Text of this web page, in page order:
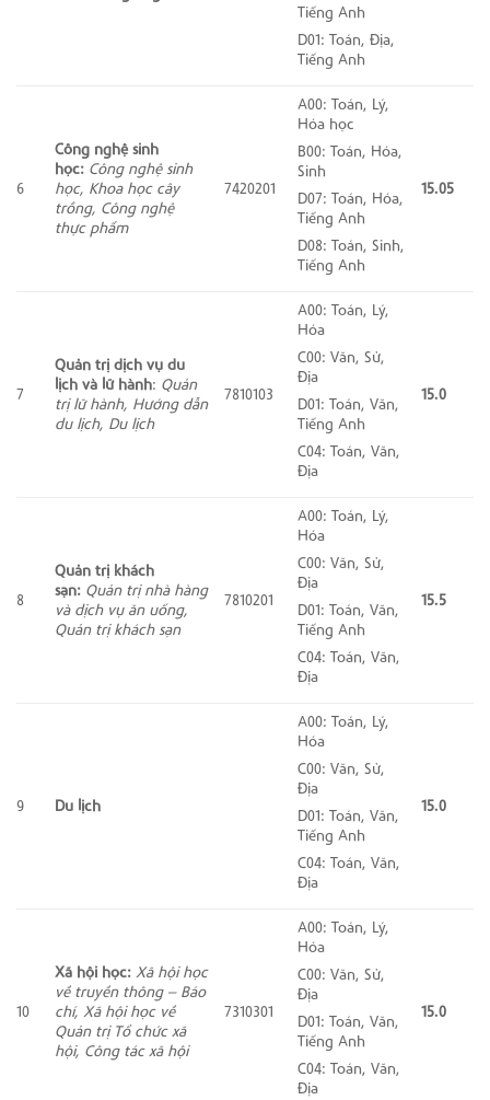
Tiếng Anh
D01: Toán, Địa,
Tiếng Anh
6
Công nghệ sinh
học: Công nghệ sinh
học, Khoa học cây
trồng, Công nghệ
thực phẩm
7420201
A00: Toán, Lý,
Hóa học
B00: Toán, Hóa,
Sinh
D07: Toán, Hóa,
Tiếng Anh
D08: Toán, Sinh,
Tiếng Anh
15.05
7
Quản trị dịch vụ du
lịch và lữ hành: Quản
trị lữ hành, Hướng dẫn
du lịch, Du lịch
7810103
A00: Toán, Lý,
Hóa
C00: Văn, Sử,
Địa
D01: Toán, Văn,
Tiếng Anh
C04: Toán, Văn,
Địa
15.0
8
Quản trị khách
sạn: Quản trị nhà hàng
và dịch vụ ăn uống,
Quản trị khách sạn
7810201
A00: Toán, Lý,
Hóa
C00: Văn, Sử,
Địa
D01: Toán, Văn,
Tiếng Anh
C04: Toán, Văn,
Địa
15.5
9 Du lịch
A00: Toán, Lý,
Hóa
C00: Văn, Sử,
Địa
D01: Toán, Văn,
Tiếng Anh
C04: Toán, Văn,
Địa
15.0
10
Xã hội học: Xã hội học
về truyền thông – Báo
chí, Xã hội học về
Quản trị Tổ chức xã
hội, Công tác xã hội
7310301
A00: Toán, Lý,
Hóa
C00: Văn, Sử,
Địa
D01: Toán, Văn,
Tiếng Anh
C04: Toán, Văn,
Địa
15.0